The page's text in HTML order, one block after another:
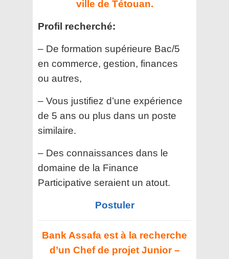
ville de Tétouan.
Profil recherché:
– De formation supérieure Bac/5
en commerce, gestion, finances
ou autres,
– Vous justifiez d’une expérience
de 5 ans ou plus dans un poste
similaire.
– Des connaissances dans le
domaine de la Finance
Participative seraient un atout.
Postuler
Bank Assafa est à la recherche
d’un Chef de projet Junior –